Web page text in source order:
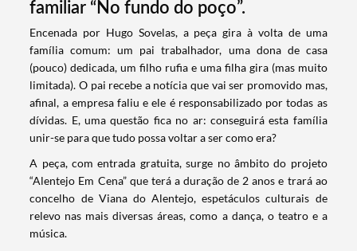
familiar “No fundo do poço”.
​Encenada por Hugo Sovelas, a peça gira à volta de uma
família comum: um pai trabalhador, uma dona de casa
(pouco) dedicada, um filho rufia e uma filha gira (mas muito
limitada). O pai recebe a notícia que vai ser promovido mas,
afinal, a empresa faliu e ele é responsabilizado por todas as
dívidas. E, uma questão fica no ar: conseguirá esta família
unir-se para que tudo possa voltar a ser como era?
A peça, com entrada gratuita, surge no âmbito do projeto
“Alentejo Em Cena” que terá a duração de 2 anos e trará ao
concelho de Viana do Alentejo, espetáculos culturais de
relevo nas mais diversas áreas, como a dança, o teatro e a
música.